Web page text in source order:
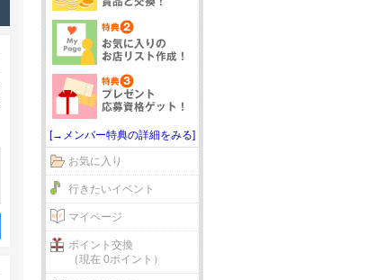
[→メンバー特典の詳細をみる]
お気に入り
行きたいイベント
マイページ
ポイント交換
（現在 0ポイント）